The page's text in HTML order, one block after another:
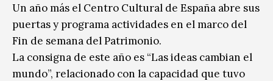
Un año más el Centro Cultural de España abre sus
puertas y programa actividades en el marco del
Fin de semana del Patrimonio.
La consigna de este año es “Las ideas cambian el
mundo”, relacionado con la capacidad que tuvo